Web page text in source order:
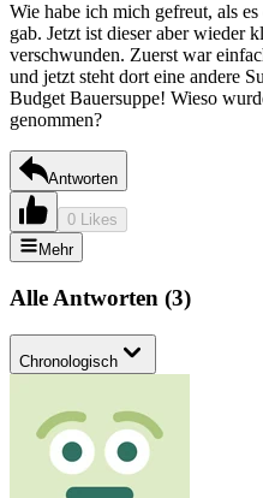
Wie habe ich mich gefreut, als
gab. Jetzt ist dieser aber wieder
verschwunden. Zuerst war
und jetzt steht dort eine andere
Budget Bauersuppe! Wieso
genommen?
Antworten
0 Likes
Mehr
Alle Antworten (3)
Chronologisch